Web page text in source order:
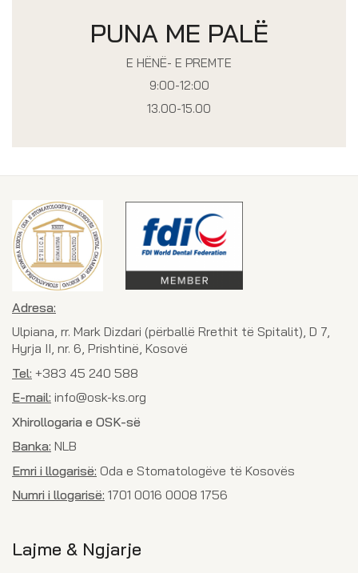
PUNA ME PALË
E HËNË- E PREMTE
9:00-12:00
13.00-15.00
Adresa:
Ulpiana, rr. Mark Dizdari (përballë Rrethit të Spitalit), D 7,
Hyrja II, nr. 6, Prishtinë, Kosovë
Tel: +383 45 240 588
E-mail: info@osk-ks.org
Xhirollogaria e OSK-së
Banka: NLB
Emri i llogarisë: Oda e Stomatologëve të Kosovës
Numri i llogarisë: 1701 0016 0008 1756
Lajme & Ngjarje